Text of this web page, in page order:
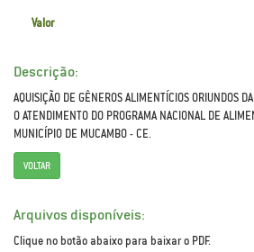
Valor
Descrição:
AQUISIÇÃO DE GÊNEROS ALIMENTÍCIOS ORIUNDOS
O ATENDIMENTO DO PROGRAMA NACIONAL DE
MUNICÍPIO DE MUCAMBO - CE.
VOLTAR
Arquivos disponíveis:
Clique no botão abaixo para baixar o PDF.